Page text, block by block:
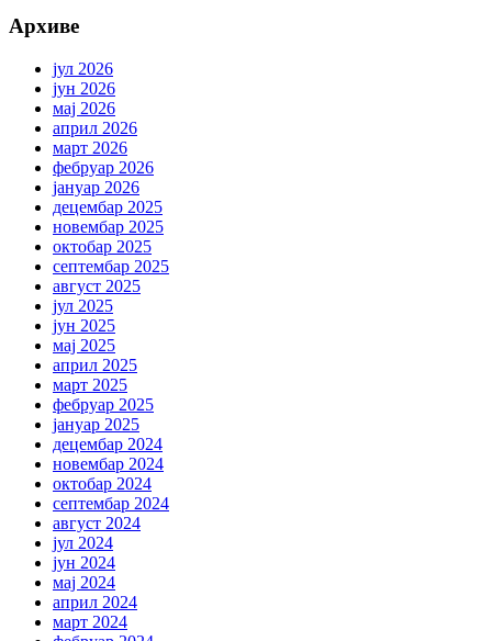
Архиве
јул 2026
јун 2026
мај 2026
април 2026
март 2026
фебруар 2026
јануар 2026
децембар 2025
новембар 2025
октобар 2025
септембар 2025
август 2025
јул 2025
јун 2025
мај 2025
април 2025
март 2025
фебруар 2025
јануар 2025
децембар 2024
новембар 2024
октобар 2024
септембар 2024
август 2024
јул 2024
јун 2024
мај 2024
април 2024
март 2024